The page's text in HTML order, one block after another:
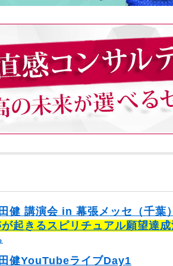
健 講演会 in 幕張メッセ（千葉
が起きるスピリチュアル願望達
健YouTubeライブDay1